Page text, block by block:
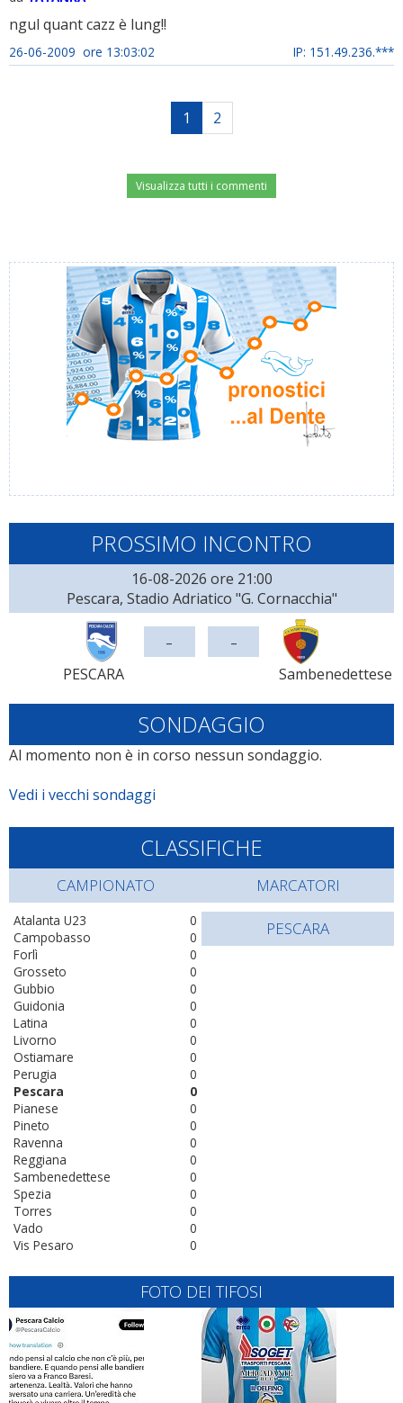
ngul quant cazz è lung!!
26-06-2009 ore 13:03:02 IP: 151.49.236.***
1 2
Visualizza tutti i commenti
PROSSIMO INCONTRO
16-08-2026 ore 21:00
Pescara, Stadio Adriatico "G. Cornacchia"
PESCARA
- -
Sambenedettese
SONDAGGIO
Al momento non è in corso nessun sondaggio.
Vedi i vecchi sondaggi
CLASSIFICHE
CAMPIONATO
0
Atalanta U23
0
Campobasso
0
Forlì
0
Grosseto
0
Gubbio
0
Guidonia
0
Latina
0
Livorno
0
Ostiamare
0
Perugia
0
Pescara
0
Pianese
0
Pineto
0
Ravenna
0
Reggiana
0
Sambenedettese
0
Spezia
0
Torres
0
Vado
0
Vis Pesaro
MARCATORI
PESCARA
FOTO DEI TIFOSI